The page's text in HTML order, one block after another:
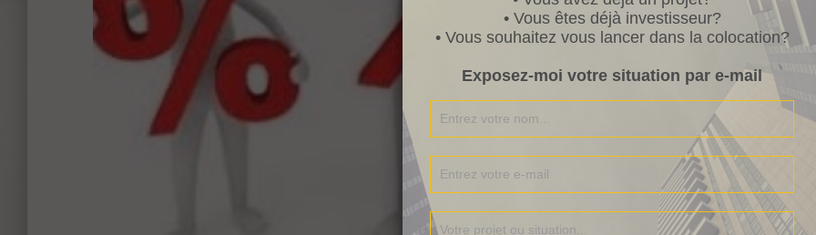
• Vous êtes déjà investisseur?
• Vous souhaitez vous lancer dans la colocation?
Exposez-moi votre situation par e-mail